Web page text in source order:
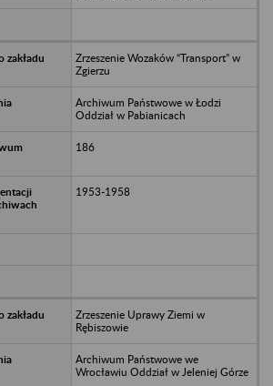
Zrzeszenie Wozaków “Transport” w
Zgierzu
Archiwum Państwowe w Łodzi
Oddział w Pabianicach
186
1953-1958
Zrzeszenie Uprawy Ziemi w
Rębiszowie
Archiwum Państwowe we
Wrocławiu Oddział w Jeleniej Górze